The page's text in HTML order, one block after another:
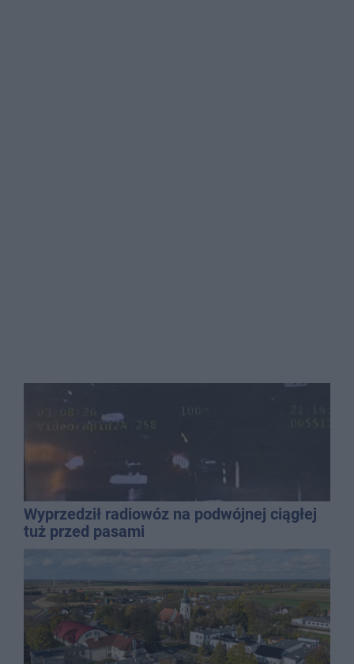
Wyprzedził radiowóz na podwójnej ciągłej
tuż przed pasami